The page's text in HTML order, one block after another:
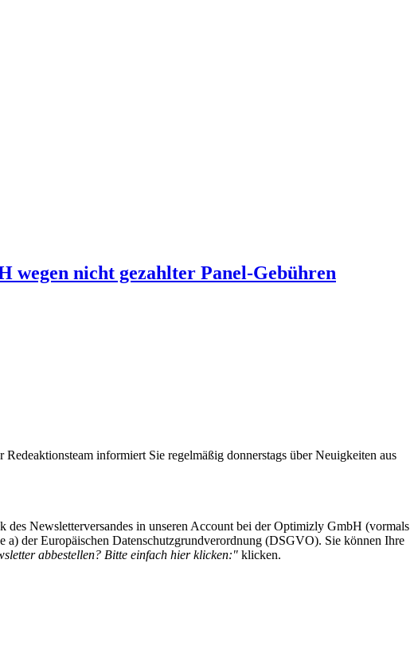
wegen nicht gezahlter Panel-Gebühren
informiert Sie regelmäßig donnerstags über Neuigkeiten aus
Newsletterversandes in unseren Account bei der Optimizly GmbH (vormals
der Europäischen Datenschutzgrundverordnung (DSGVO). Sie können Ihre
abbestellen? Bitte einfach hier klicken:" klicken.